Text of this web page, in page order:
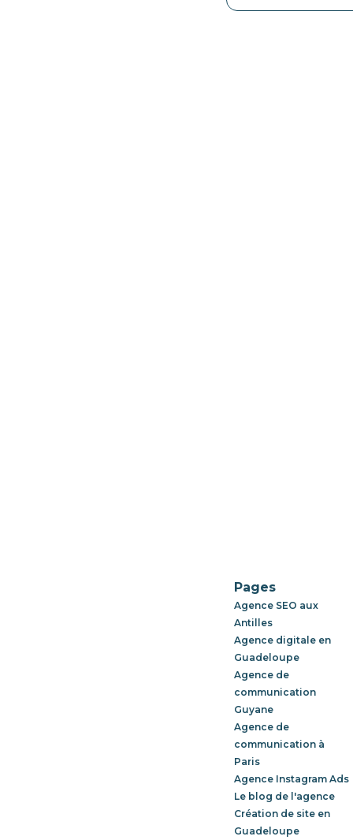
Pages
Agence SEO aux
Antilles
Agence digitale en
Guadeloupe
Agence de
communication
Guyane
Agence de
communication à
Paris
Agence Instagram Ads
Le blog de l'agence
Création de site en
Guadeloupe